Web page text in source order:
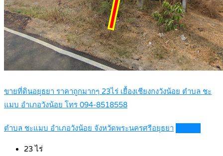
ขายที่ดินอยุธยา ราคาถูกมากๆ 23ไร่ เยื้องเชียงกงวังน้อย ตำบล ชะ
แมบ อำเภอวังน้อย โทร 094-8518558
ตำบล ชะแมบ อำเภอวังน้อย จังหวัดพระนครศรีอยุธยา
23ไร่